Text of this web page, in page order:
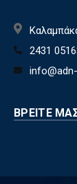
2431
ΒΡΕΊΤΕ